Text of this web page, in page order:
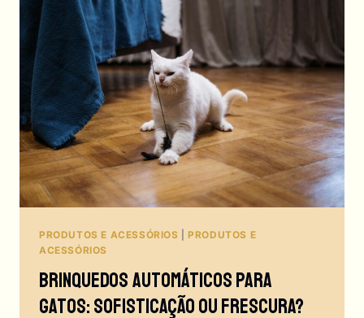
OS
GATOS
ARRANHAM
AS
COISAS?!
PRODUTOS E ACESSÓRIOS |PRODUTOS E
ACESSÓRIOS
Brinquedos Automáticos Para
Gatos: Sofisticação Ou Frescura?